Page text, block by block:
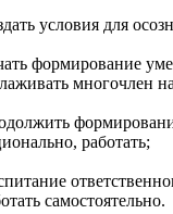
условия для
формирование
многочлен
работать;
самостоятельно.